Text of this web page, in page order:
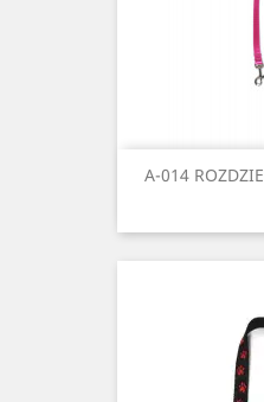
A-014